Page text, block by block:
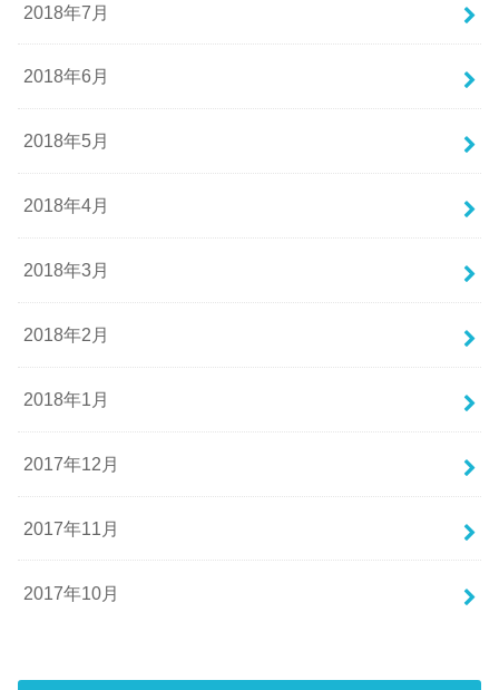
2018年7月
2018年6月
2018年5月
2018年4月
2018年3月
2018年2月
2018年1月
2017年12月
2017年11月
2017年10月